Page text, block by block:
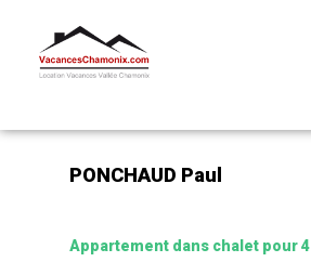
PONCHAUD Paul
Appartement dans chalet pour 4